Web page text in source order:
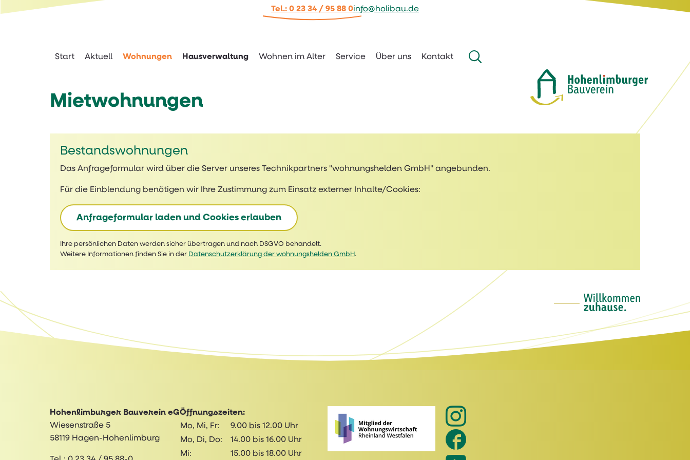
Springe direkt zu: Tel.: 0 23 34 / 95 88 0info@holibau.de
Start Aktuell Wohnungen Hausverwaltung Wohnen im Alter Service Über uns Kontakt
Mietwohnungen
Bestandswohnungen
Das Anfrageformular wird über die Server unseres Technikpartners "wohnungshelden GmbH" angebunden.
Für die Einblendung benötigen wir Ihre Zustimmung zum Einsatz externer Inhalte/Cookies:
Anfrageformular laden und Cookies erlauben
Ihre persönlichen Daten werden sicher übertragen und nach DSGVO behandelt.
Weitere Informationen finden Sie in der Datenschutzerklärung der wohnungshelden GmbH.
Hohenlimburger Bauverein eG
Wiesenstraße 5
58119 Hagen-Hohenlimburg
Öffnungszeiten:
Mo, Mi, Fr:
9.00 bis 12.00 Uhr
Mo, Di, Do:
14.00 bis 16.00 Uhr
Mi:
15.00 bis 18.00 Uhr
Holibau bei Instagram
Holibau bei Facebook
Holibau bei Youtube